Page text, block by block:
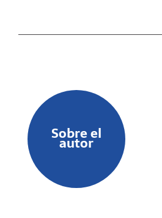
Sobre el
autor